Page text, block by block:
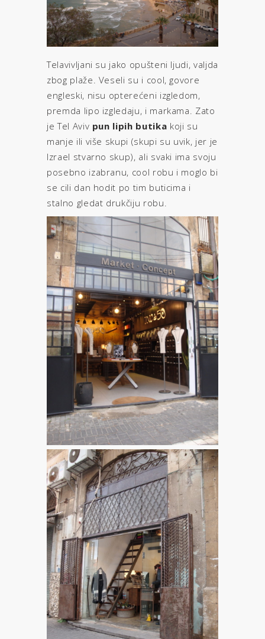
Telavivljani su jako opušteni ljudi, valjda
zbog plaže. Veseli su i cool, govore
engleski, nisu opterećeni izgledom,
premda lipo izgledaju, i markama. Zato
je Tel Aviv pun lipih butika koji su
manje ili više skupi (skupi su uvik, jer je
Izrael stvarno skup), ali svaki ima svoju
posebno izabranu, cool robu i moglo bi
se cili dan hodit po tim buticima i
stalno gledat drukčiju robu.